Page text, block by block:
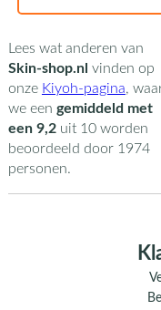
Lees wat anderen van
Skin-shop.nl vinden op
onze Kiyoh-pagina,
we een gemiddeld met
een 9,2uit 10worden
beoordeeld door 1974
personen.